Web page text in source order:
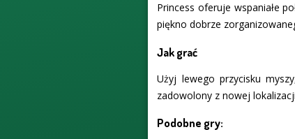
Princess oferuje wspaniałe
piękno dobrze
Jak grać
Użyj lewego przycisku
zadowolony z nowej
Podobne gry: